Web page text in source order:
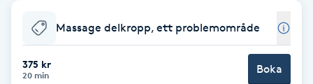
Babylights
Balayage
Massage delkropp, ett problemområde
375 kr
20 min Boka